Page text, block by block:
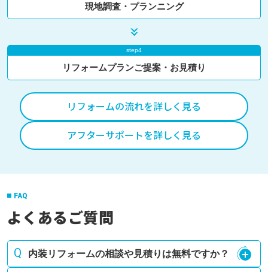
現地調査・プランニング
step4
リフォームプランご提案・お見積り
リフォームの流れを詳しく見る
アフターサポートを詳しく見る
FAQ
よくあるご質問
内装リフォームの相談や見積りは無料ですか？